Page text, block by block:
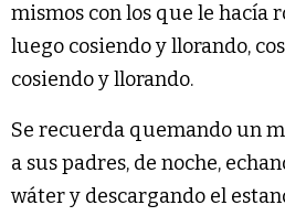
mismos con los que le hacía
luego cosiendo y llorando,
cosiendo y llorando.
Se recuerda quemando un
a sus padres, de noche,
wáter y descargando el